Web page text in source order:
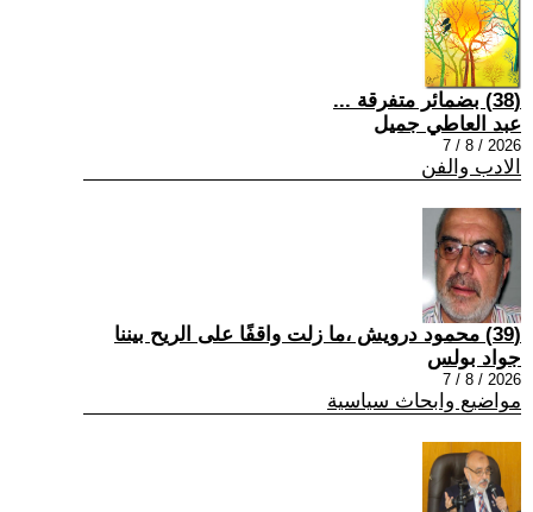
(38) بضمائر متفرقة ...
عبد العاطي جميل
2026 / 8 / 7
الادب والفن
(39) محمود درويش ،ما زلت واقفًا على الريح بيننا
جواد بولس
2026 / 8 / 7
مواضيع وابحاث سياسية